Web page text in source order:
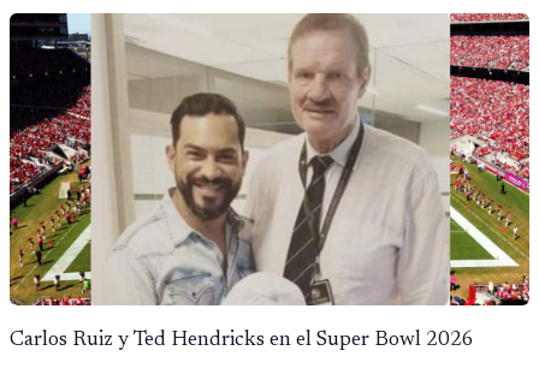
Carlos Ruiz y Ted Hendricks en el Super Bowl 2026